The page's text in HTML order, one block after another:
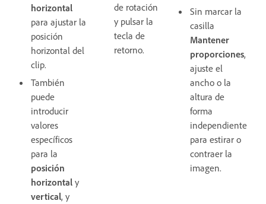
horizontal
para ajustar la
posición
horizontal del
clip.
También
puede
introducir
valores
específicos
para la
posición
horizontal y
vertical, y
de rotación
y pulsar la
tecla de
retorno.
Sin marcar la
casilla
Mantener
proporciones,
ajuste el
ancho o la
altura de
forma
independiente
para estirar o
contraer la
imagen.